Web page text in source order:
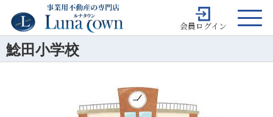
会員ログイン
鯰田小学校